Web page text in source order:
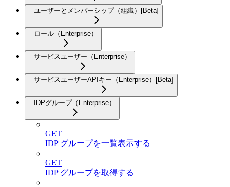
ユーザーとメンバーシップ（組織）[Beta]
ロール（Enterprise）
サービスユーザー（Enterprise）
サービスユーザーAPIキー（Enterprise）[Beta]
IDPグループ（Enterprise）
GET
IDP グループを一覧表示する
GET
IDP グループを取得する